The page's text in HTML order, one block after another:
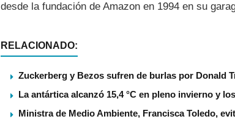
desde la fundación de Amazon en 1994 en su
RELACIONADO:
Zuckerberg y Bezos sufren de burlas por Donald
La antártica alcanzó 15,4 °C en pleno invierno y
Ministra de Medio Ambiente, Francisca Toledo,